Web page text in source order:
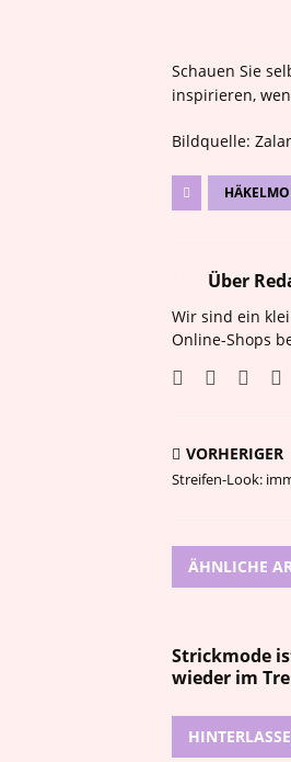
Schauen Sie
inspirieren,
Bildquelle:
Über
Wir sind ein
Online-Shops
VORHERIGER
Streifen-Look:
ÄHNLICHE
Strickmode
wieder im